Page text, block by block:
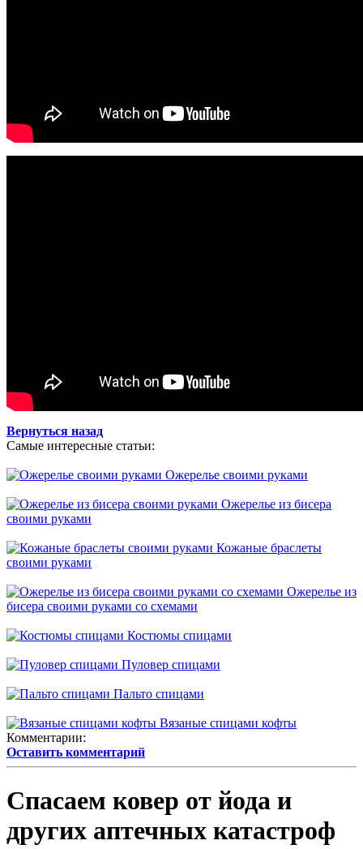
Вернуться назад
Самые интересные статьи:
Ожерелье своими руками
Ожерелье из бисера
своими руками
Кожаные браслеты
своими руками
Ожерелье из
бисера своими руками со схемами
Костюмы спицами
Пуловер спицами
Пальто спицами
Вязаные спицами кофты
Комментарии:
Оставить комментарий
Спасаем ковер от йода и
других аптечных катастроф